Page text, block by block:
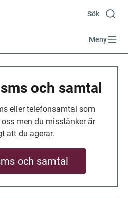
Sök
Meny
och samtal
eller telefonsamtal som
men du misstänker är
att du agerar.
och samtal